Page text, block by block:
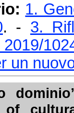
1.
. - 3.
2019/
un
of